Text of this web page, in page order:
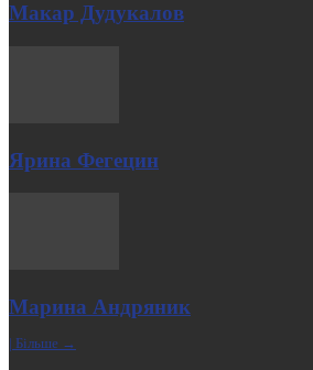
Макар Дудукалов
Ярина Фегецин
Марина Андряник
| Більше →